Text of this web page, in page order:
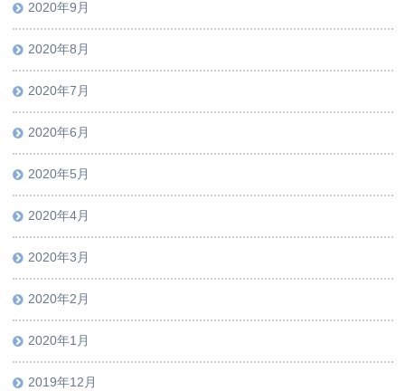
2020年9月
2020年8月
2020年7月
2020年6月
2020年5月
2020年4月
2020年3月
2020年2月
2020年1月
2019年12月